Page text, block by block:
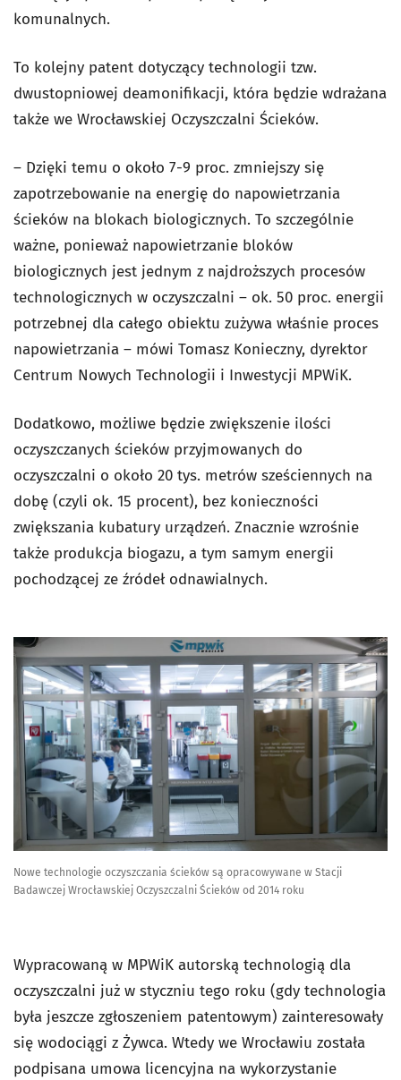
komunalnych.
To kolejny patent dotyczący technologii tzw.
dwustopniowej deamonifikacji, która będzie wdrażana
także we Wrocławskiej Oczyszczalni Ścieków.
– Dzięki temu o około 7-9 proc. zmniejszy się
zapotrzebowanie na energię do napowietrzania
ścieków na blokach biologicznych. To szczególnie
ważne, ponieważ napowietrzanie bloków
biologicznych jest jednym z najdroższych procesów
technologicznych w oczyszczalni – ok. 50 proc. energii
potrzebnej dla całego obiektu zużywa właśnie proces
napowietrzania – mówi Tomasz Konieczny, dyrektor
Centrum Nowych Technologii i Inwestycji MPWiK.
Dodatkowo, możliwe będzie zwiększenie ilości
oczyszczanych ścieków przyjmowanych do
oczyszczalni o około 20 tys. metrów sześciennych na
dobę (czyli ok. 15 procent), bez konieczności
zwiększania kubatury urządzeń. Znacznie wzrośnie
także produkcja biogazu, a tym samym energii
pochodzącej ze źródeł odnawialnych.
Nowe technologie oczyszczania ścieków są opracowywane w Stacji
Badawczej Wrocławskiej Oczyszczalni Ścieków od 2014 roku
Wypracowaną w MPWiK autorską technologią dla
oczyszczalni już w styczniu tego roku (gdy technologia
była jeszcze zgłoszeniem patentowym) zainteresowały
się wodociągi z Żywca. Wtedy we Wrocławiu została
podpisana umowa licencyjna na wykorzystanie